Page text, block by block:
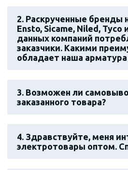
2. Раскрученные бренды
Ensto, Sicame, Niled,
данных компаний
заказчики. Какими
обладает наша
3. Возможен ли
заказанного товара?
4. Здравствуйте, меня
электротовары оптом.